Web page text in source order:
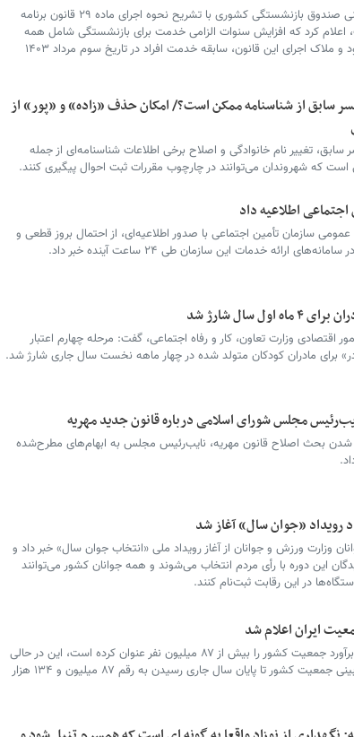
مدیرکل امور فنی صندوق بازنشستگی کشوری با تشریح نحوه اجرای ماده ۲۹ قانون برنامه
اعلام کرد که افزایش سنوات الزامی خدمت برای بازنشستگی شامل همه
کارکنان نمی‌شود و ملاک اجرای این قانون، سابقه خدمت افراد در تاریخ سوم مرداد ۱۴۰۳
سابق از شناسنامه ممکن است؟/ امکان حذف «زاده» و «پور» از
تغییر نام خانوادگی و اصلاح برخی اطلاعات شناسنامه‌ای از جمله
که شهروندان می‌توانند در چارچوب مقررات ثبت احوال پیگیری کنند.
اجتماعی اطلاعیه داد
عمومی سازمان تأمین اجتماعی با صدور اطلاعیه‌ای، از احتمال بروز قطعی و
ارائه خدمات این سازمان طی ۲۴ ساعت آینده خبر داد.
اول سال شارژ شد
اقتصادی وزارت تعاون، کار و رفاه اجتماعی، گفت: مرحله چهارم اعتبار
برای مادران کودکان متولد شده در چهار ماهه نخست سال جاری شارژ شد.
مجلس شورای اسلامی درباره قانون جدید مهریه
شدن بحث اصلاح قانون مهریه، نایب‌رئیس مجلس به ابهام‌های مطرح‌شده
رویداد «جوان سال» آغاز شد
وزارت ورزش و جوانان از آغاز رویداد ملی «انتخاب جوان سال» خبر داد و
این دوره با رأی مردم انتخاب می‌شوند و همه جوانان کشور می‌توانند
در این رقابت ثبت‌نام کنند.
ایران اعلام شد
مرکز آمار ایران برآورد جمعیت کشور را بیش از ۸۷ میلیون نفر عنوان کرده است، این در حالی
است که پیش‌بینی جمعیت کشور تا پایان سال جاری رسیدن به رقم ۸۷ میلیون و ۱۳۴ هزار